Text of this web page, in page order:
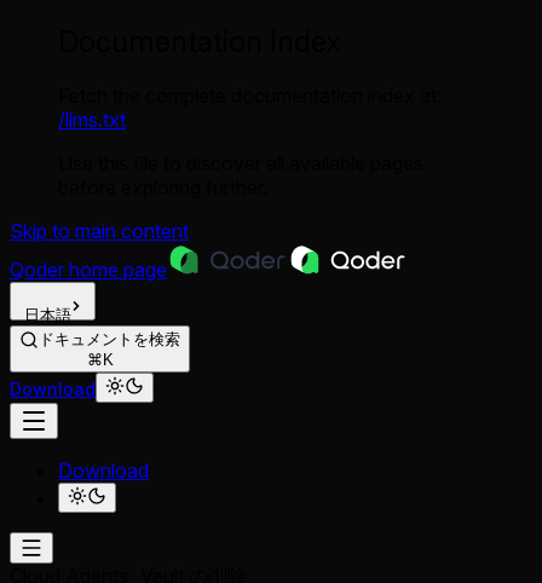
/llms.txt
Skip to main content
Qoder home page
日本語
ドキュメントを検索
⌘K
Download
Download